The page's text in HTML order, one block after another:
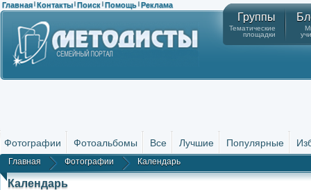
Главная | Контакты | Поиск | Помощь | Реклама
Группы
Тематические
площадки
Фотографии Фотоальбомы Все Лучшие Популярные
Главная Фотографии Календарь
Календарь